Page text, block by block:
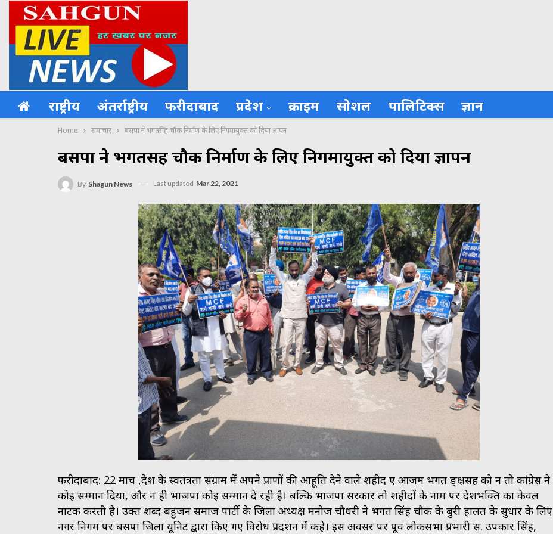
राष्ट्रीय अंतर्राष्ट्रीय फरीदाबाद प्रदेश क्राइम सोशल पालिटिक्स ज्ञान
Home समाचार बसपा ने भगतसिंह चौक निर्माण के लिए निगमायुक्त को दिया ज्ञापन
बसपा ने भगतसिंह चौक निर्माण के लिए निगमायुक्त को दिया ज्ञापन
By Shagun News Last updated Mar 22, 2021
फरीदाबाद: 22 मार्च ,देश के स्वतंत्रता संग्राम में अपने प्राणों की आहूति देने वाले शहीद ए आजम भगत ङ्क्षसह को न तो कांग्रेस ने
कोई सम्मान दिया, और न ही भाजपा कोई सम्मान दे रही है। बल्कि भाजपा सरकार तो शहीदों के नाम पर देशभक्ति का केवल
नाटक करती है। उक्त शब्द बहुजन समाज पार्टी के जिला अध्यक्ष मनोज चौधरी ने भगत सिंह चौक के बुरी हालत के सुधार के लिए
नगर निगम पर बसपा जिला यूनिट द्वारा किए गए विरोध प्रर्दशन में कहे। इस अवसर पर पूर्व लोकसभा प्रभारी स. उपकार सिंह,